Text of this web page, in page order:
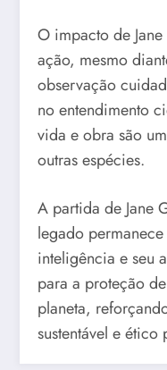
O impacto de
ação, mesmo
observação
no entendimento
vida e obra são
outras espécies.
A partida de Jane
legado
inteligência e seu
para a proteção
planeta,
sustentável e ético